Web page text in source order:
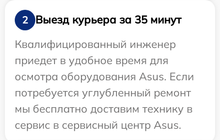
2
Выезд курьера за 35 минут
Квалифицированный инженер
приедет в удобное время для
осмотра оборудования Asus. Если
потребуется углубленный ремонт
мы бесплатно доставим технику в
сервис в сервисный центр Asus.